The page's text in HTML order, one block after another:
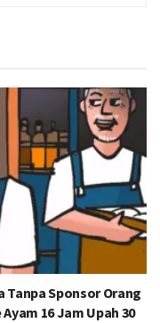
Tanpa Sponsor Orang
16 Jam Upah 30